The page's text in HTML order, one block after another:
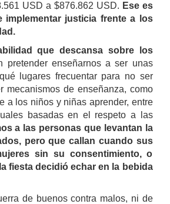
USD a $876.862 USD. Ese es
justicia frente a los
que descansa sobre los
pretender enseñarnos a ser unas
lugares frecuentar para no ser
mecanismos de enseñanza, como
a los niños y niñas aprender, entre
basadas en el respeto a las
a las personas que levantan la
pero que callan cuando sus
sin su consentimiento, o
fiesta decidió echar en la bebida
de buenos contra malos, ni de